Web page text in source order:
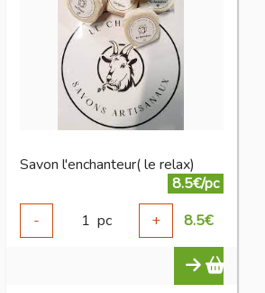
Savon l'enchanteur( le relax)
8.5€/pc
-
1 pc + 8.5€